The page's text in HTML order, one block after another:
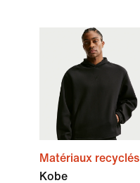
Matériaux recyclés
Kobe